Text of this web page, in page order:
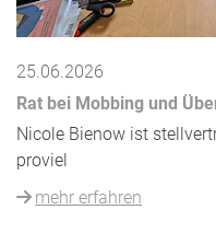
25.06.2026
Rat bei Mobbing und
Nicole Bienow ist
proviel
mehr erfahren